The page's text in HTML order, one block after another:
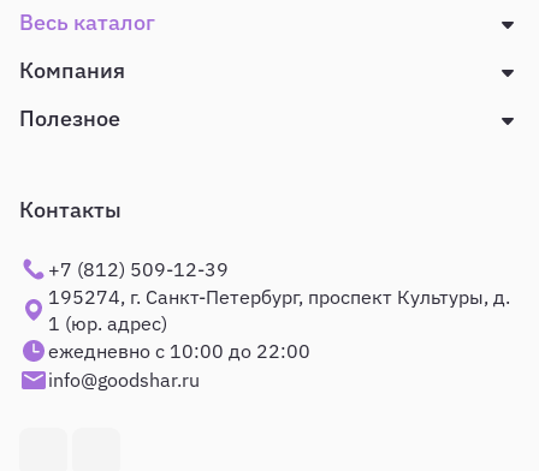
Весь каталог
Компания
Полезное
Контакты
+7 (812) 509-12-39
195274, г. Санкт-Петербург, проспект Культуры, д.
1 (юр. адрес)
ежедневно с 10:00 до 22:00
info@goodshar.ru